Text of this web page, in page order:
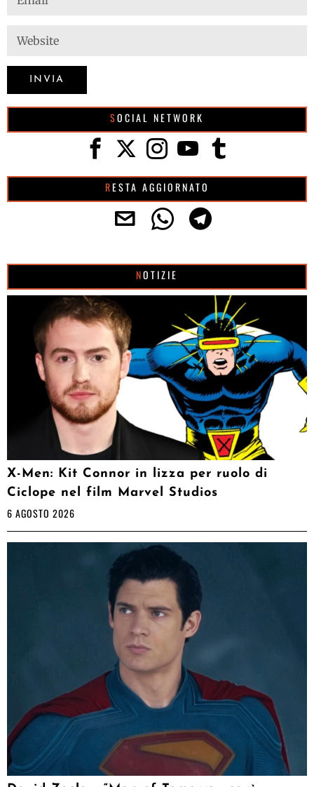
SOCIAL NETWORK
RESTA AGGIORNATO
NOTIZIE
X-Men: Kit Connor in lizza per ruolo di
Ciclope nel film Marvel Studios
6 AGOSTO 2026